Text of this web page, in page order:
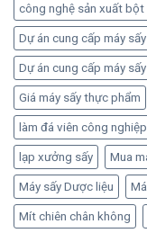
công nghệ sản xuất bột
Dự án cung cấp máy
Dự án cung cấp máy
Giá máy sấy thực phẩm
làm đá viên công nghiệp
lạp xưởng sấy Mua
Máy sấy Dược liệu
Mít chiên chân không